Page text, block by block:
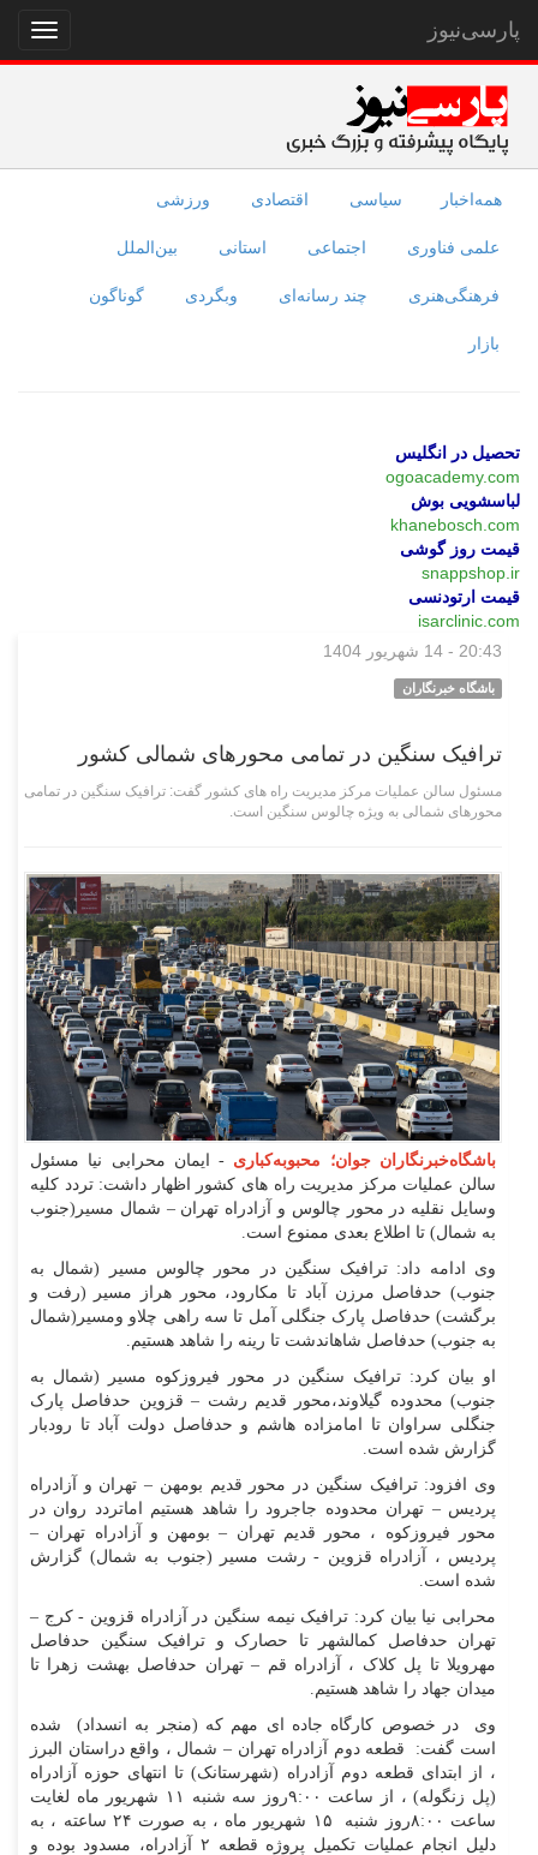
نمایش
منو
پارسی‌نیوز
همه‌اخبار سیاسی اقتصادی ورزشی
علمی فناوری اجتماعی استانی بین‌الملل
فرهنگی‌هنری چند رسانه‌ای وبگردی گوناگون
بازار
تحصیل در انگلیس
ogoacademy.com
لباسشویی بوش
khanebosch.com
قیمت روز گوشی
snappshop.ir
قیمت ارتودنسی
isarclinic.com
20:43 - 14 شهریور 1404
باشگاه خبرنگاران
ترافیک سنگین در تمامی محورهای شمالی کشور
مسئول سالن عملیات مرکز مدیریت راه های کشور گفت: ترافیک سنگین در تمامی
محورهای شمالی به ویژه چالوس سنگین است.
باشگاه‌خبرنگاران جوان؛ محبوبه‌کباری - ایمان محرابی نیا مسئول
سالن عملیات مرکز مدیریت راه های کشور اظهار داشت: تردد کلیه
وسایل نقلیه در محور چالوس و آزادراه تهران – شمال مسیر(جنوب
به شمال) تا اطلاع بعدی ممنوع است.
وی ادامه داد: ترافیک سنگین در محور چالوس مسیر (شمال به
جنوب) حدفاصل مرزن آباد تا مکارود، محور هراز مسیر (رفت و
برگشت) حدفاصل پارک جنگلی آمل تا سه راهی چلاو ومسیر(شمال
به جنوب) حدفاصل شاهاندشت تا رینه را شاهد هستیم.
او بیان کرد: ترافیک سنگین در محور فیروزکوه مسیر (شمال به
جنوب) محدوده گیلاوند،محور قدیم رشت – قزوین حدفاصل پارک
جنگلی سراوان تا امامزاده هاشم و حدفاصل دولت آباد تا رودبار
گزارش شده است.
وی افزود: ترافیک سنگین در محور قدیم بومهن – تهران و آزادراه
پردیس – تهران محدوده جاجرود را شاهد هستیم اماتردد روان در
محور فیروزکوه ، محور قدیم تهران – بومهن و آزادراه تهران –
پردیس ، آزادراه قزوین - رشت مسیر (جنوب به شمال) گزارش
شده است.
محرابی نیا بیان کرد: ترافیک نیمه سنگین در آزادراه قزوین - کرج –
تهران حدفاصل کمالشهر تا حصارک و ترافیک سنگین حدفاصل
مهرویلا تا پل کلاک ، آزادراه قم – تهران حدفاصل بهشت زهرا تا
میدان جهاد را شاهد هستیم.
وی در خصوص کارگاه جاده ای مهم که (منجر به انسداد) شده
است گفت: قطعه دوم آزادراه تهران – شمال ، واقع دراستان البرز
، از ابتدای قطعه دوم آزادراه (شهرستانک) تا انتهای حوزه آزادراه
(پل زنگوله) ، از ساعت ۹:۰۰روز سه شنبه ۱۱ شهریور ماه لغایت
ساعت ۸:۰۰روز شنبه ۱۵ شهریور ماه ، به صورت ۲۴ ساعته ، به
دلیل انجام عملیات تکمیل پروژه قطعه ۲ آزادراه، مسدود بوده و